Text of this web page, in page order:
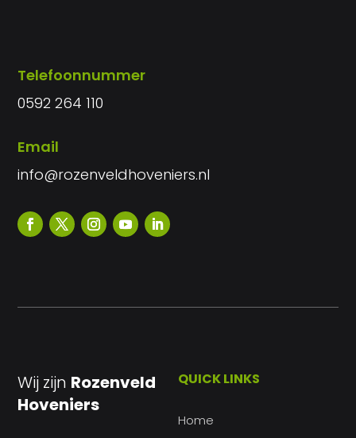
Telefoonnummer
0592 264 110
Email
info@rozenveldhoveniers.nl
Wij zijn Rozenveld
Hoveniers
QUICK LINKS
Home